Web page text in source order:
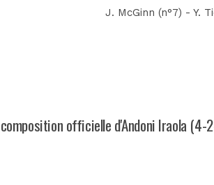
J. McGinn (n°7) - Y.
officielle d'Andoni Iraola (4-